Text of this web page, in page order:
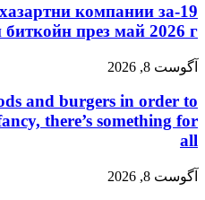
хазартни компании за
през май 2026 г.
آگوست 8, 2026
and burgers in order to
there’s something for
all
آگوست 8, 2026